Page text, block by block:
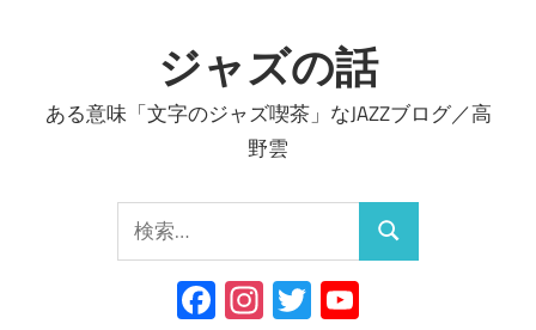
ン
ジャズの話
ある意味「文字のジャズ喫茶」なJAZZブログ／高
野雲
索:
検
Facebook
Instagram
Twitter